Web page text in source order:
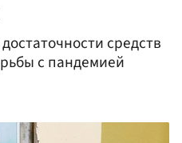
средств
с пандемией